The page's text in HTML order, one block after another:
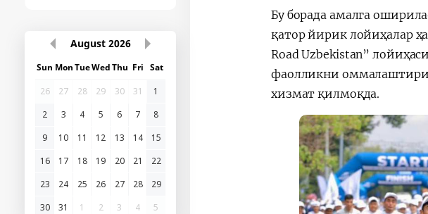
August 2026
Sun MonTueWedThu Fri Sat
26
27 28 29 30 31
1
2
3 4 5 6 7
8
9
10 11 12 13 14
15
16
17 18 19 20 21
22
23
24 25 26 27 28
29
30
31 1 2 3 4 5
Бу борада амалга
қатор йирик лойиҳалар
Road Uzbekistan”
фаолликни
хизмат қилмоқда.